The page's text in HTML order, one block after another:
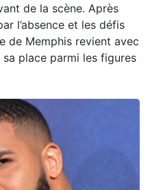
de la scène. Après
l’absence et les défis
de Memphis revient avec
place parmi les figures